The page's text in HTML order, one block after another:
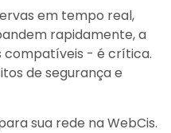
em tempo real,
rapidamente, a
compatíveis - é crítica.
de segurança e
sua rede na WebCis.